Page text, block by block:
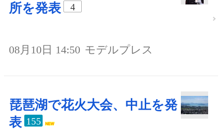
所を発表
4
08月10日 14:50 モデルプレス
琵琶湖で花火大会、中止を発
表 155